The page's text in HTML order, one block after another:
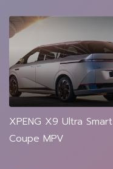
XPENG X9 Ultra Smart
Coupe MPV